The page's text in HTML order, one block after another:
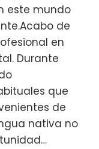
este mundo
de
en
Durante
que
de
nativa no